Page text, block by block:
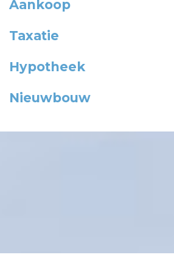
Aankoop
Taxatie
Hypotheek
Nieuwbouw